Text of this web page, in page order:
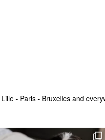
Lille - Paris - Bruxelles and